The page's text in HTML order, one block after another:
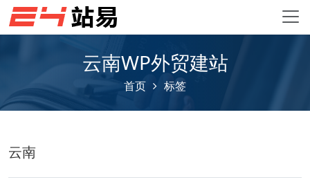
云南WP外贸建站
首页 标签
云南